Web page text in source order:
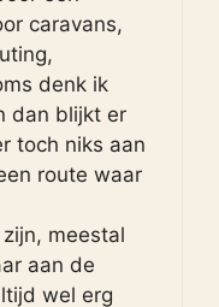
caravans,
denk ik
dan blijkt er
toch niks aan
route waar
meestal
aan de
wel erg